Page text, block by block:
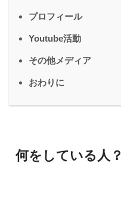
プロフィール
Youtube活動
その他メディア
おわりに
何をしている人？